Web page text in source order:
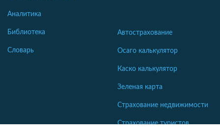
Аналитика
Библиотека
Словарь
Автострахование
Осаго калькулятор
Каско калькулятор
Зеленая карта
Страхование недвижимости
Страхование туристов